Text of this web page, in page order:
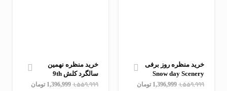
خرید منظره روز برفی
Snow day Scenery
کلش اف کلنز
1,559,999
1,396,999 تومان
خرید منظره نهمین
سالگرد کلش 9th
Clashiversary
1,559,999
1,396,999 تومان